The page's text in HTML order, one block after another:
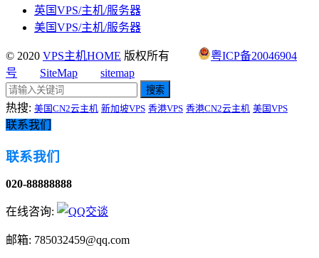
英国VPS/主机/服务器
美国VPS/主机/服务器
© 2020 VPS主机HOME 版权所有
粤ICP备20046904
号
SiteMap sitemap
搜索
热搜: 美国CN2云主机 新加坡VPS 香港VPS 香港CN2云主机 美国VPS
联系我们
联系我们
020-88888888
在线咨询:
邮箱: 785032459@qq.com